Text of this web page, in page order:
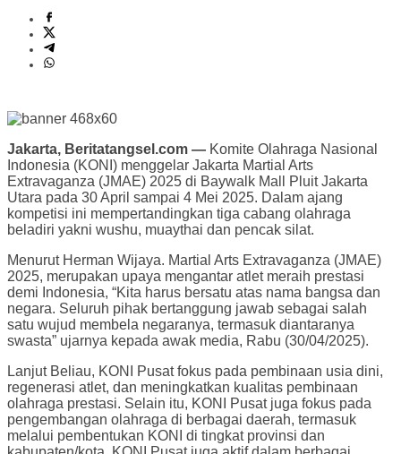
Jakarta, Beritatangsel.com — Komite Olahraga Nasional
Indonesia (KONI) menggelar Jakarta Martial Arts
Extravaganza (JMAE) 2025 di Baywalk Mall Pluit Jakarta
Utara pada 30 April sampai 4 Mei 2025. Dalam ajang
kompetisi ini mempertandingkan tiga cabang olahraga
beladiri yakni wushu, muaythai dan pencak silat.
Menurut Herman Wijaya. Martial Arts Extravaganza (JMAE)
2025, merupakan upaya mengantar atlet meraih prestasi
demi Indonesia, “Kita harus bersatu atas nama bangsa dan
negara. Seluruh pihak bertanggung jawab sebagai salah
satu wujud membela negaranya, termasuk diantaranya
swasta” ujarnya kepada awak media, Rabu (30/04/2025).
Lanjut Beliau, KONI Pusat fokus pada pembinaan usia dini,
regenerasi atlet, dan meningkatkan kualitas pembinaan
olahraga prestasi. Selain itu, KONI Pusat juga fokus pada
pengembangan olahraga di berbagai daerah, termasuk
melalui pembentukan KONI di tingkat provinsi dan